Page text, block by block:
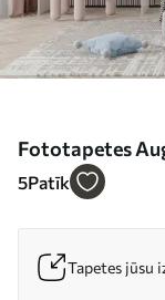
Fototapetes
5Patīk
Tapetes jūsu